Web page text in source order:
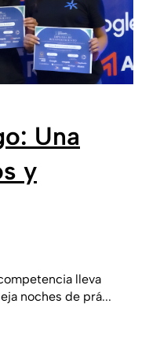
Una
y
lleva
noches de prá...